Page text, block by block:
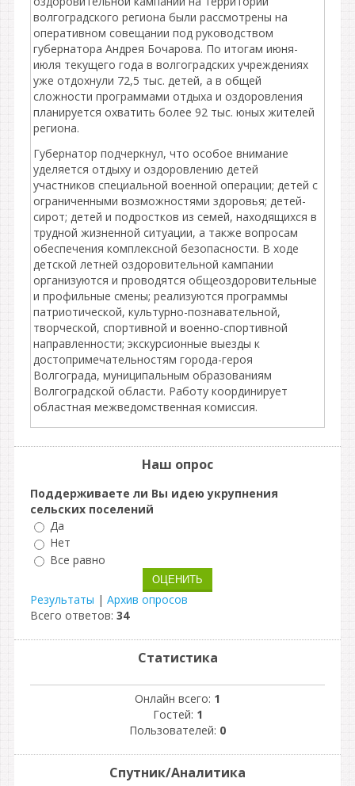
волгоградского региона были рассмотрены на
оперативном совещании под руководством
губернатора Андрея Бочарова. По итогам июня-
июля текущего года в волгоградских учреждениях
уже отдохнули 72,5 тыс. детей, а в общей
сложности программами отдыха и оздоровления
планируется охватить более 92 тыс. юных жителей
региона.
Губернатор подчеркнул, что особое внимание
уделяется отдыху и оздоровлению детей
участников специальной военной операции; детей с
ограниченными возможностями здоровья; детей-
сирот; детей и подростков из семей, находящихся в
трудной жизненной ситуации, а также вопросам
обеспечения комплексной безопасности. В ходе
детской летней оздоровительной кампании
организуются и проводятся общеоздоровительные
и профильные смены; реализуются программы
патриотической, культурно-познавательной,
творческой, спортивной и военно-спортивной
направленности; экскурсионные выезды к
достопримечательностям города-героя
Волгограда, муниципальным образованиям
Волгоградской области. Работу координирует
областная межведомственная комиссия.
Наш опрос
Поддерживаете ли Вы идею укрупнения
сельских поселений
Да
Нет
Все равно
Результаты | Архив опросов
Всего ответов: 34
Статистика
Онлайн всего: 1
Гостей: 1
Пользователей: 0
Спутник/Аналитика